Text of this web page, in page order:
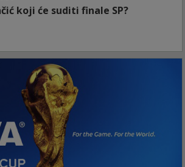
koji će suditi finale SP?